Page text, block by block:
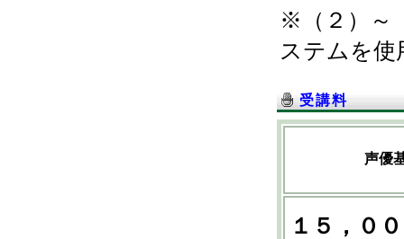
※（２）～
ステムを
受講料
声優
１５，０